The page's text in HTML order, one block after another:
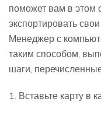
поможет вам в
экспортировать
Менеджер с
таким способом,
шаги,
1. Вставьте карту в